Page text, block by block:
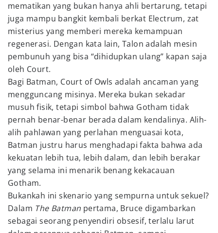
mematikan yang bukan hanya ahli bertarung, tetapi
juga mampu bangkit kembali berkat Electrum, zat
misterius yang memberi mereka kemampuan
regenerasi. Dengan kata lain, Talon adalah mesin
pembunuh yang bisa “dihidupkan ulang” kapan saja
oleh Court.
Bagi Batman, Court of Owls adalah ancaman yang
mengguncang misinya. Mereka bukan sekadar
musuh fisik, tetapi simbol bahwa Gotham tidak
pernah benar-benar berada dalam kendalinya. Alih-
alih pahlawan yang perlahan menguasai kota,
Batman justru harus menghadapi fakta bahwa ada
kekuatan lebih tua, lebih dalam, dan lebih berakar
yang selama ini menarik benang kekacauan
Gotham.
Bukankah ini skenario yang sempurna untuk sekuel?
Dalam The Batman pertama, Bruce digambarkan
sebagai seorang penyendiri obsesif, terlalu larut